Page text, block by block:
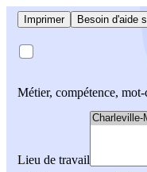
Imprimer Besoin d'aide
Métier, compétence,
Lieu de travail